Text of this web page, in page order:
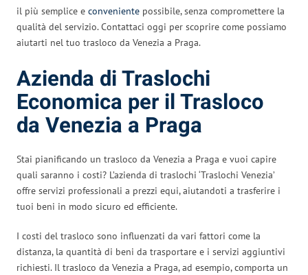
il più semplice e conveniente possibile, senza compromettere la
qualità del servizio. Contattaci oggi per scoprire come possiamo
aiutarti nel tuo trasloco da Venezia a Praga.
Azienda di Traslochi
Economica per il Trasloco
da Venezia a Praga
Stai pianificando un trasloco da Venezia a Praga e vuoi capire
quali saranno i costi? L’azienda di traslochi ‘Traslochi Venezia’
offre servizi professionali a prezzi equi, aiutandoti a trasferire i
tuoi beni in modo sicuro ed efficiente.
I costi del trasloco sono influenzati da vari fattori come la
distanza, la quantità di beni da trasportare e i servizi aggiuntivi
richiesti. Il trasloco da Venezia a Praga, ad esempio, comporta un